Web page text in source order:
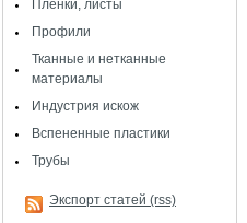
Пленки, листы
Профили
Тканные и нетканные
материалы
Индустрия искож
Вспененные пластики
Трубы
Экспорт статей (rss)